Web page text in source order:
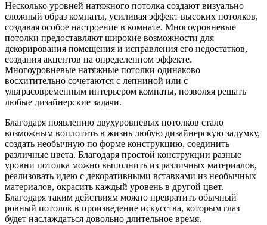
Несколько уровней натяжного потолка создают визуально
сложный образ комнаты, усиливая эффект высоких потолков,
создавая особое настроение в комнате. Многоуровневые
потолки предоставляют широкие возможности для
декорирования помещения и исправления его недостатков,
создания акцентов на определенном эффекте.
Многоуровневые натяжные потолки одинаково
восхитительно сочетаются с лепниной или с
ультрасовременным интерьером комнаты, позволяя решать
любые дизайнерские задачи.
Благодаря появлению двухуровневых потолков стало
возможным воплотить в жизнь любую дизайнерскую задумку,
создать необычную по форме конструкцию, соединить
различные цвета. Благодаря простой конструкции разные
уровни потолка можно выполнить из различных материалов,
реализовать идею с декоративными вставками из необычных
материалов, окрасить каждый уровень в другой цвет.
Благодаря таким действиям можно превратить обычный
ровный потолок в произведение искусства, которым глаз
будет наслаждаться довольно длительное время.